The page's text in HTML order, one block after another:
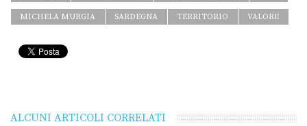
MICHELA MURGIA SARDEGNA TERRITORIO VALORE
ALCUNI ARTICOLI CORRELATI